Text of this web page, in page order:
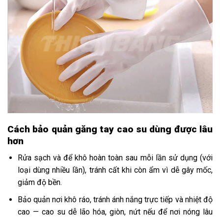
Cách bảo quản găng tay cao su dùng được lâu
hơn
Rửa sạch và để khô hoàn toàn sau mỗi lần sử dụng (với
loại dùng nhiều lần), tránh cất khi còn ẩm vì dễ gây mốc,
giảm độ bền.
Bảo quản nơi khô ráo, tránh ánh nắng trực tiếp và nhiệt độ
cao — cao su dễ lão hóa, giòn, nứt nếu để nơi nóng lâu